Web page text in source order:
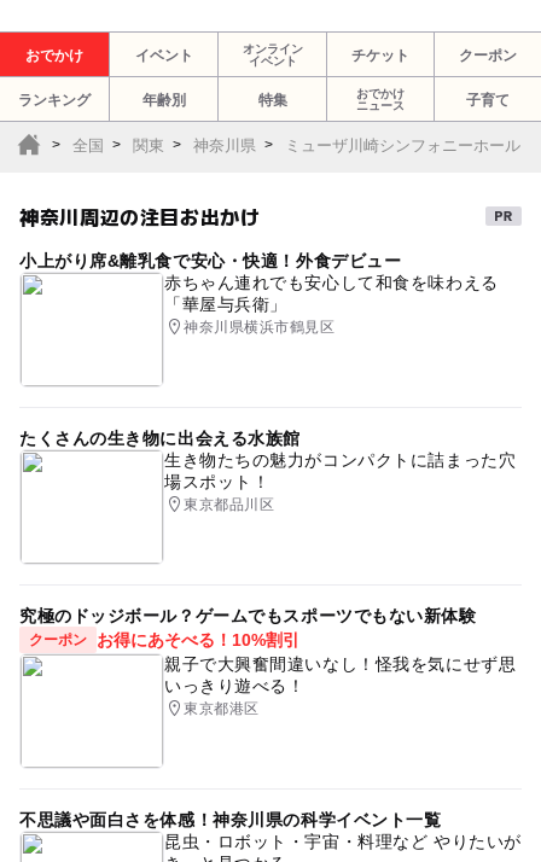
おでかけ イベント
オンライン
イベント
チケット クーポン
ランキング 年齢別 特集
おでかけ
ニュース
子育て
全国 関東 神奈川県 ミューザ川崎シンフォニーホール
神奈川周辺の注目お出かけ
小上がり席&離乳食で安心・快適！外食デビュー
赤ちゃん連れでも安心して和食を味わえる
「華屋与兵衛」
神奈川県横浜市鶴見区
たくさんの生き物に出会える水族館
生き物たちの魅力がコンパクトに詰まった穴
場スポット！
東京都品川区
究極のドッジボール？ゲームでもスポーツでもない新体験
クーポン
お得にあそべる！10%割引
親子で大興奮間違いなし！怪我を気にせず思
いっきり遊べる！
東京都港区
不思議や面白さを体感！神奈川県の科学イベント一覧
昆虫・ロボット・宇宙・料理など やりたいが